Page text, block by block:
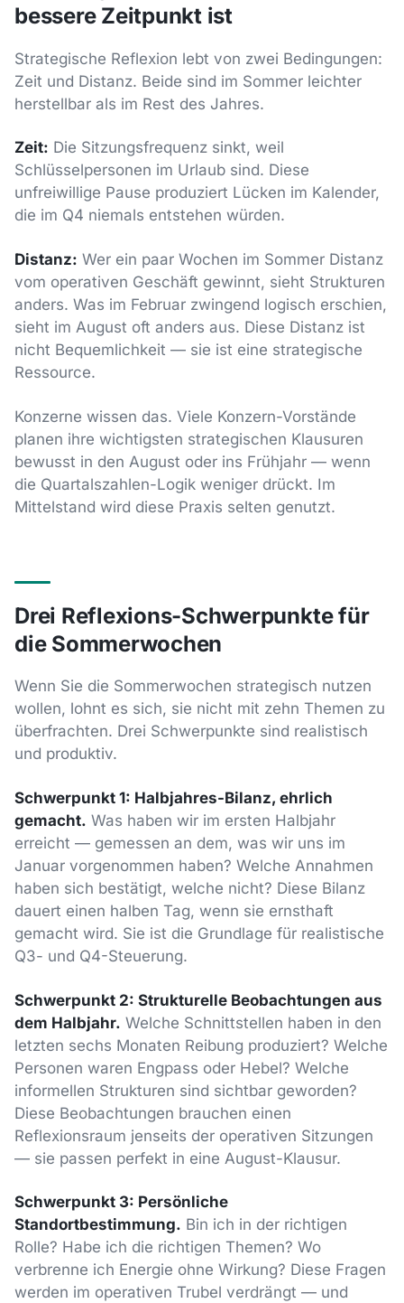
bessere Zeitpunkt ist
Strategische Reflexion lebt von zwei Bedingungen:
Zeit und Distanz. Beide sind im Sommer leichter
herstellbar als im Rest des Jahres.
Zeit: Die Sitzungsfrequenz sinkt, weil
Schlüsselpersonen im Urlaub sind. Diese
unfreiwillige Pause produziert Lücken im Kalender,
die im Q4 niemals entstehen würden.
Distanz: Wer ein paar Wochen im Sommer Distanz
vom operativen Geschäft gewinnt, sieht Strukturen
anders. Was im Februar zwingend logisch erschien,
sieht im August oft anders aus. Diese Distanz ist
nicht Bequemlichkeit — sie ist eine strategische
Ressource.
Konzerne wissen das. Viele Konzern-Vorstände
planen ihre wichtigsten strategischen Klausuren
bewusst in den August oder ins Frühjahr — wenn
die Quartalszahlen-Logik weniger drückt. Im
Mittelstand wird diese Praxis selten genutzt.
Drei Reflexions-Schwerpunkte für
die Sommerwochen
Wenn Sie die Sommerwochen strategisch nutzen
wollen, lohnt es sich, sie nicht mit zehn Themen zu
überfrachten. Drei Schwerpunkte sind realistisch
und produktiv.
Schwerpunkt 1: Halbjahres-Bilanz, ehrlich
gemacht. Was haben wir im ersten Halbjahr
erreicht — gemessen an dem, was wir uns im
Januar vorgenommen haben? Welche Annahmen
haben sich bestätigt, welche nicht? Diese Bilanz
dauert einen halben Tag, wenn sie ernsthaft
gemacht wird. Sie ist die Grundlage für realistische
Q3- und Q4-Steuerung.
Schwerpunkt 2: Strukturelle Beobachtungen aus
dem Halbjahr. Welche Schnittstellen haben in den
letzten sechs Monaten Reibung produziert? Welche
Personen waren Engpass oder Hebel? Welche
informellen Strukturen sind sichtbar geworden?
Diese Beobachtungen brauchen einen
Reflexionsraum jenseits der operativen Sitzungen
— sie passen perfekt in eine August-Klausur.
Schwerpunkt 3: Persönliche
Standortbestimmung. Bin ich in der richtigen
Rolle? Habe ich die richtigen Themen? Wo
verbrenne ich Energie ohne Wirkung? Diese Fragen
werden im operativen Trubel verdrängt — und